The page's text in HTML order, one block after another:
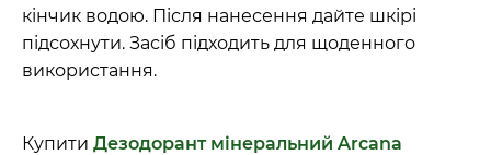
кінчик водою. Після нанесення дайте шкірі
підсохнути. Засіб підходить для щоденного
використання.
Купити Дезодорант мінеральний Arcana